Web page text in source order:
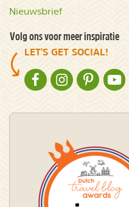
Nieuwsbrief
Volg ons voor meer inspiratie
LET'S GET SOCIAL!
NATURESCANNER OP